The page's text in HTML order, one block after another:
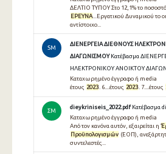
ΔΕΛΤΙΟ ΤΥΠΟΥ Στο 12,1% το
ΕΡΕΥΝΑ...Εργατικού Δυναμικού το
αντίστοιχο...
SM
ΔΙΕΝΕΡΓΕΙΑ ΔΙΕΘΝΟΥΣ
ΔΙΑΓΩΝΙΣΜΟΥ Κατέβασμα
ΗΛΕΚΤΡΟΝΙΚΟΥ ΑΝΟΙΚΤΟΥ
Καταχωρημένο έγγραφο ή media
έτους 2023. 6....έτους 2023. 7....έτους
ΣΜ
dieykriniseis_2022.pdf Κατέβασμα
Καταχωρημένο έγγραφο ή media
Από τον κανόνα αυτόν, εξαιρείται η
Προϋπολογισμών (ΕΟΠ),
συντελεστές...